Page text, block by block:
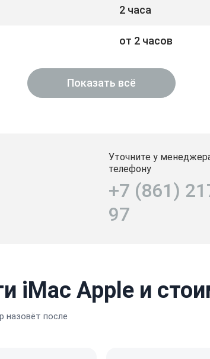
2 часа
от 2 часов
Показать всё
Уточните у
телефону
+7 (861)
97
iMac Apple и
назовёт после